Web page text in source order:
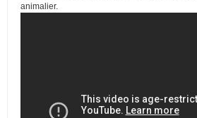
animalier.